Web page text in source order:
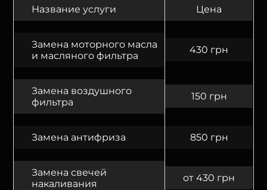
Название услуги Цена
Замена моторного масла
и масляного фильтра
430 грн
Замена воздушного
фильтра
150 грн
Замена антифриза 850 грн
Замена свечей
накаливания
от 430 грн